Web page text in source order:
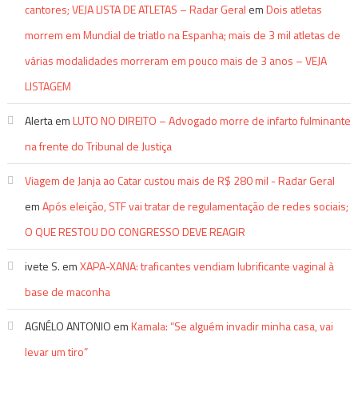
cantores; VEJA LISTA DE ATLETAS – Radar Geral emDois atletas
morrem em Mundial de triatlo na Espanha; mais de 3 mil atletas de
várias modalidades morreram em pouco mais de 3 anos – VEJA
LISTAGEM
AlertaemLUTO NO DIREITO – Advogado morre de infarto fulminante
na frente do Tribunal de Justiça
Viagem de Janja ao Catar custou mais de R$ 280 mil - Radar Geral
emApós eleição, STF vai tratar de regulamentação de redes sociais;
O QUE RESTOU DO CONGRESSO DEVE REAGIR
ivete S. emXAPA-XANA: traficantes vendiam lubrificante vaginal à
base de maconha
AGNÉLO ANTONIO emKamala: “Se alguém invadir minha casa, vai
levar um tiro”